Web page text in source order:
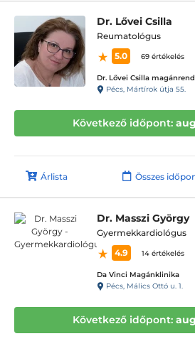
Dr. Lővei Csilla
Reumatológus
5.0
69 értékelés
Dr. Lővei Csilla
Pécs, Mártírok útja 55.
Következő időpont:
Árlista Összes
Dr. Masszi György
Gyermekkardiológus
4.9
14 értékelés
Da Vinci Magánklinika
Pécs, Málics Ottó u. 1.
Következő időpont: